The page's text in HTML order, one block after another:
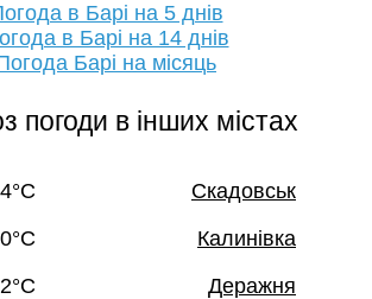
в Барі на 5 днів
в Барі на 14 днів
Барі на місяць
погоди в інших містах
Скадовськ
Калинівка
Деражня